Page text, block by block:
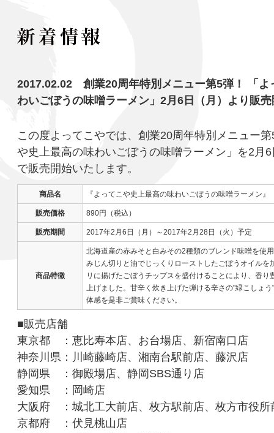
2017.02.02 創業20周年特別メニュー第5弾！ 「よ
わいごぼうの味噌ラーメン」2月6日（月）より販売
この度よってこやでは、創業20周年特別メニュー
や史上最高の味わいごぼうの味噌ラーメン」を2月
で販売開始いたします。
商品名 『よってこや史上最高の味わいごぼうの味噌ラーメン』
販売価格 890円（税込）
販売期間 2017年2月6日（月）～2017年2月28日（火）予定
商品特徴
北海道産の赤みそと白みその2種類のブレンド味噌を使
みじん切りと油でじっくりローストしたごぼうオイルを
リに揚げたごぼうチップスを盛付けることにより、香
上げました。甘辛く炊き上げた弾ける辛さの"緑こしょ
体感を是非ご賞味ください。
■販売店舗
東京都 ：恵比寿本店、お台場店、新宿南口店
神奈川県：川崎藤崎店、湘南台駅前店、藤沢店
静岡県 ：御殿場店、静岡SBS通り店
愛知県 ：岡崎店
大阪府 ：城北工大前店、枚方駅前店、枚方市役所
京都府 ：伏見桃山店